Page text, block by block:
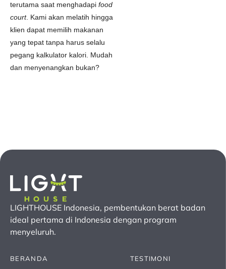
terutama saat menghadapi food
court. Kami akan melatih hingga
klien dapat memilih makanan
yang tepat tanpa harus selalu
pegang kalkulator kalori. Mudah
dan menyenangkan bukan?
LIGHTHOUSE Indonesia, pembentukan berat badan
ideal pertama di Indonesia dengan program
menyeluruh.
BERANDA TESTIMONI